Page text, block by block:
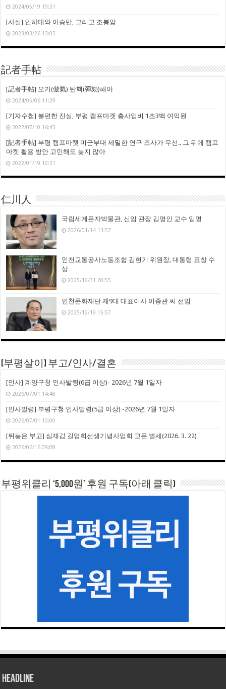
2024/05/19 19:31
[사설] 인하대와 이승만, 그리고 조봉암
2023/03/26 13:05
記者手帖
[記者手帖] 오기(傲氣) 탄핵(彈劾)해야
2024/05/06 11:29
[기자수첩] 불편한 진실, 부평 캠프마켓 총사업비 1조3백 여억원
2022/07/10 16:43
[記者手帖] 부평 캠프마켓 미군부대 세밀한 연구 조사가 우선.. 그 뒤에 캠프
마켓 활용 방안 고민해도 늦지 않아
2022/01/19 10:31
仁川人
국립세계문자박물관, 신임 관장 김명인 교수 임명
2026/01/14 13:57
인천교통공사노동조합 김현기 위원장, 대통령 표창 수
상
2025/12/31 20:55
인천문화재단 제9대 대표이사 이종관 씨 선임
2025/12/19 15:57
[부평살이] 부고/인사/결혼
[인사] 계양구청 인사발령(6급 이상)- 2026년 7월 1일자
2026/07/01 14:48
[인사발령] 부평구청 인사발령(5급 이상) -2026년 7월 1일자
2026/07/01 10:00
[뒤늦은 부고] 심재갑 길영희선생기념사업회 고문 별세(2026. 3. 22)
2026/06/16 09:08
부평위클리 ‘5,000원’ 후원 구독(아래 클릭)
HEADLINE